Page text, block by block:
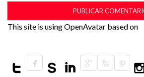
This site is using OpenAvatar based on